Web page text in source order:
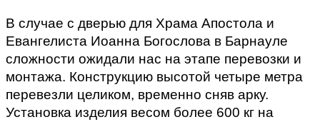
В случае с дверью для Храма Апостола и
Евангелиста Иоанна Богослова в Барнауле
сложности ожидали нас на этапе перевозки и
монтажа. Конструкцию высотой четыре метра
перевезли целиком, временно сняв арку.
Установка изделия весом более 600 кг на